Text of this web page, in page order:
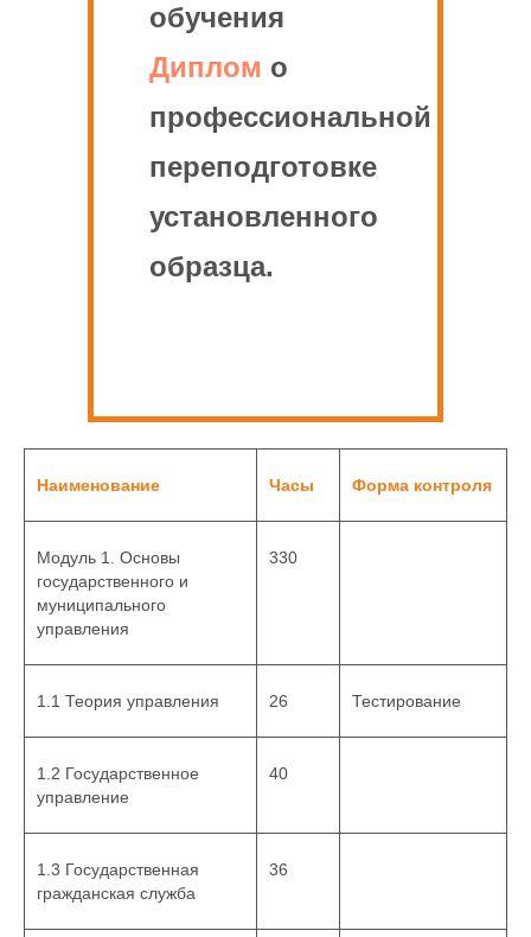
обучения
Диплом о
профессиональной
переподготовке
установленного
образца.
Наименование Часы Форма контроля
Модуль 1. Основы
государственного и
муниципального
управления
330
1.1 Теория управления 26 Тестирование
1.2 Государственное
управление
40
1.3 Государственная
гражданская служба
36